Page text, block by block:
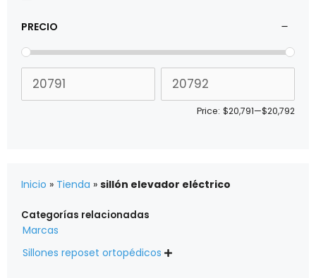
PRECIO
Price: $20,791—$20,792
Inicio » Tienda » sillón elevador eléctrico
Categorías relacionadas
Marcas
Sillones reposet ortopédicos 